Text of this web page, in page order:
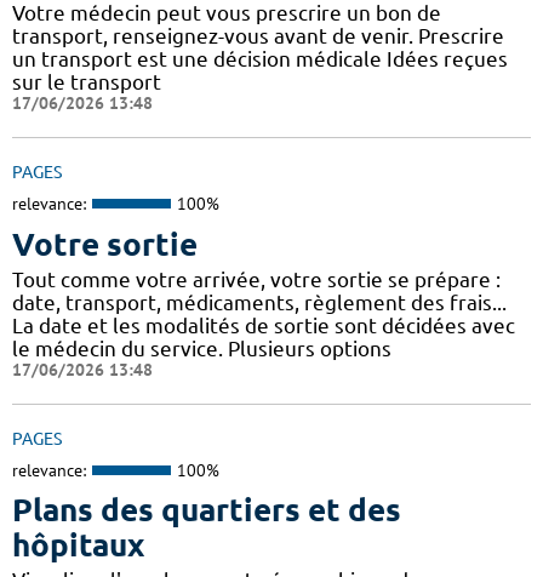
Votre médecin peut vous prescrire un bon de
transport, renseignez-vous avant de venir. Prescrire
un transport est une décision médicale Idées reçues
sur le transport
17/06/2026 13:48
PAGES
relevance: 100%
Votre sortie
Tout comme votre arrivée, votre sortie se prépare :
date, transport, médicaments, règlement des frais...
La date et les modalités de sortie sont décidées avec
le médecin du service. Plusieurs options
17/06/2026 13:48
PAGES
relevance: 100%
Plans des quartiers et des
hôpitaux